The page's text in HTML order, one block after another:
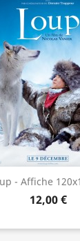
- Affiche
12,00 €
 Aperçu